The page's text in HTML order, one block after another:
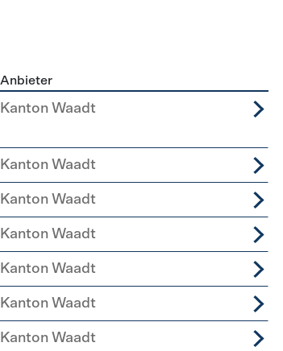
Anbieter
Kanton Waadt
Kanton Waadt
Kanton Waadt
Kanton Waadt
Kanton Waadt
Kanton Waadt
Kanton Waadt